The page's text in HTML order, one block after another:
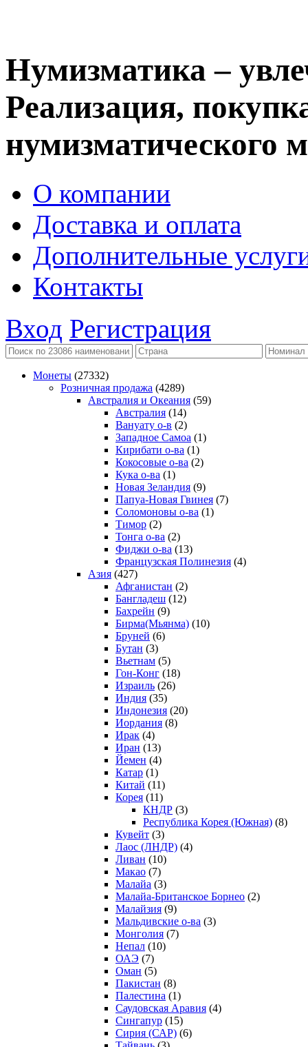
Нумизматика –
Реализация,
нумизматического
О компании
Доставка и оплата
Дополнительные
Контакты
Вход Регистрация
Монеты (27332)
Розничная продажа (4289)
Австралия и Океания (59)
Австралия (14)
Вануату о-в (2)
Западное Самоа (1)
Кирибати о-ва (1)
Кокосовые о-ва (2)
Кука о-ва (1)
Новая Зеландия (9)
Папуа-Новая Гвинея (7)
Соломоновы о-ва (1)
Тимор (2)
Тонга о-ва (2)
Фиджи о-ва (13)
Французская Полинезия (4)
Азия (427)
Афганистан (2)
Бангладеш (12)
Бахрейн (9)
Бирма(Мьянма) (10)
Бруней (6)
Бутан (3)
Вьетнам (5)
Гон-Конг (18)
Израиль (26)
Индия (35)
Индонезия (20)
Иордания (8)
Ирак (4)
Иран (13)
Йемен (4)
Катар (1)
Китай (11)
Корея (11)
КНДР (3)
Республика Корея (Южная) (8)
Кувейт (3)
Лаос (ЛНДР) (4)
Ливан (10)
Макао (7)
Малайа (3)
Малайа-Британское Борнео (2)
Малайзия (9)
Мальдивские о-ва (3)
Монголия (7)
Непал (10)
ОАЭ (7)
Оман (5)
Пакистан (8)
Палестина (1)
Саудовская Аравия (4)
Сингапур (15)
Сирия (САР) (6)